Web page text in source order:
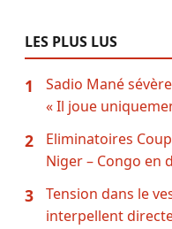
LES PLUS LUS
1
Sadio Mané
« Il joue
2
Eliminatoires
Niger – Congo en
3
Tension dans le
interpellent